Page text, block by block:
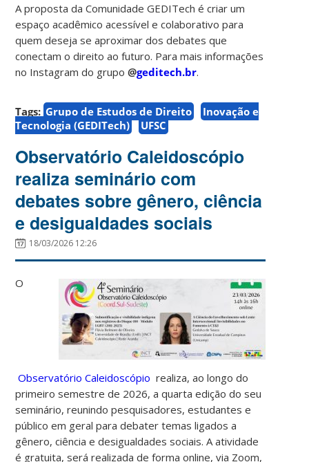
A proposta da Comunidade GEDITech é criar um
espaço acadêmico acessível e colaborativo para
quem deseja se aproximar dos debates que
conectam o direito ao futuro. Para mais informações
no Instagram do grupo@geditech.br.
Tags: Grupo de Estudos de Direito
Inovação e
Tecnologia (GEDITech)
UFSC
Observatório Caleidoscópio
realiza seminário com
debates sobre gênero, ciência
e desigualdades sociais
18/03/2026 12:26
O
Observatório Caleidoscópio realiza, ao longo do
primeiro semestre de 2026, a quarta edição do seu
seminário, reunindo pesquisadores, estudantes e
público em geral para debater temas ligados a
gênero, ciência e desigualdades sociais. A atividade
é gratuita, será realizada de forma online, via Zoom,